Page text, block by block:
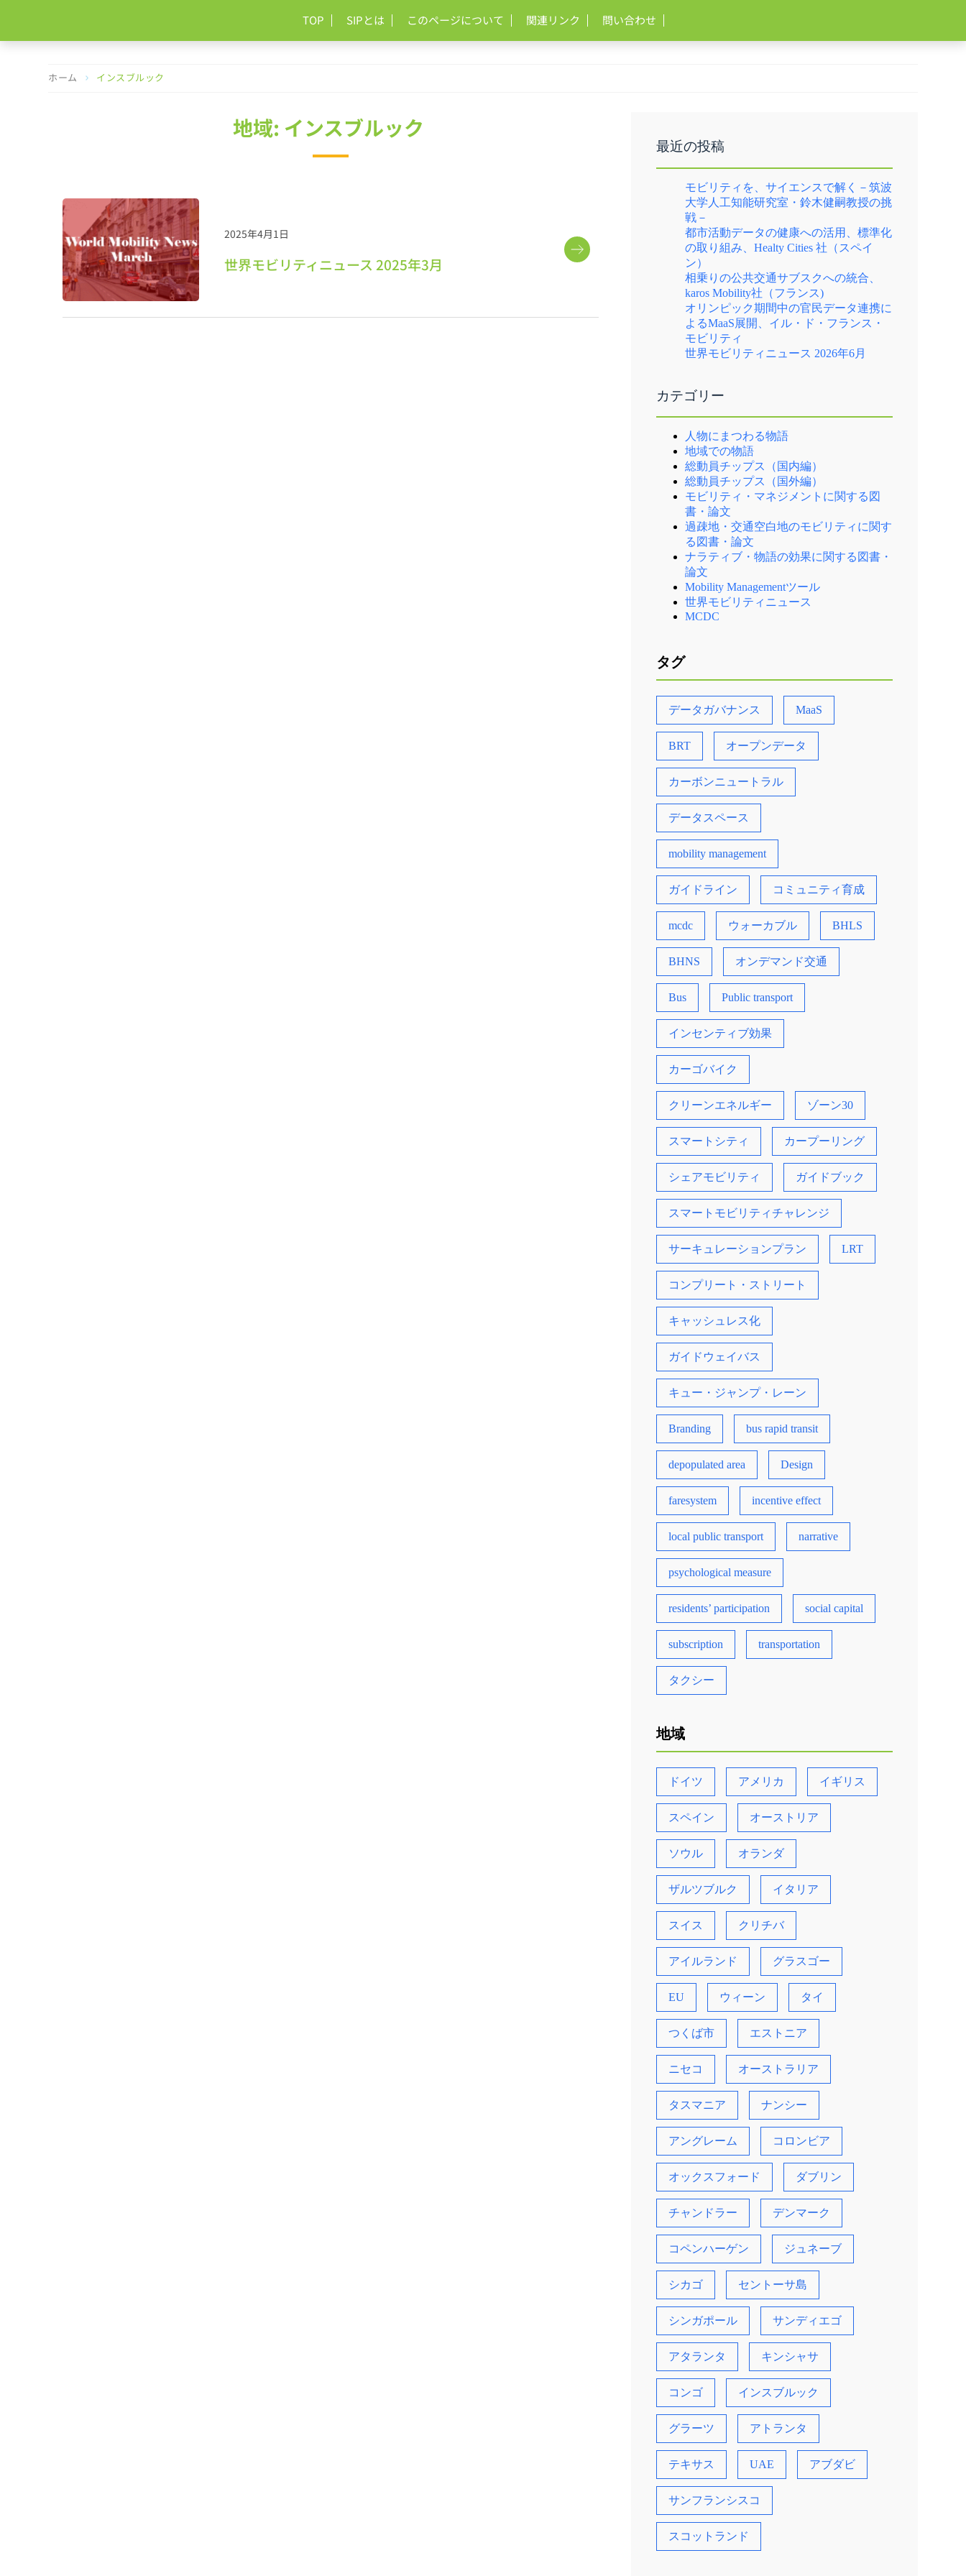
TOP SIPとは このページについて 関連リンク 問い合わせ
ホーム インスブルック
地域: インスブルック
2025年4月1日
世界モビリティニュース 2025年3月
最近の投稿
モビリティを、サイエンスで解く－筑波
大学人工知能研究室・鈴木健嗣教授の挑
戦－
都市活動データの健康への活用、標準化
の取り組み、Healty Cities 社（スペイ
ン）
相乗りの公共交通サブスクへの統合、
karos Mobility社（フランス)
オリンピック期間中の官民データ連携に
よるMaaS展開、イル・ド・フランス・
モビリティ
世界モビリティニュース 2026年6月
カテゴリー
人物にまつわる物語
地域での物語
総動員チップス（国内編）
総動員チップス（国外編）
モビリティ・マネジメントに関する図
書・論文
過疎地・交通空白地のモビリティに関す
る図書・論文
ナラティブ・物語の効果に関する図書・
論文
Mobility Managementツール
世界モビリティニュース
MCDC
タグ
データガバナンス MaaS
BRT オープンデータ
カーボンニュートラル
データスペース
mobility management
ガイドライン コミュニティ育成
mcdc ウォーカブル BHLS
BHNS オンデマンド交通
Bus Public transport
インセンティブ効果
カーゴバイク
クリーンエネルギー ゾーン30
スマートシティ カープーリング
シェアモビリティ ガイドブック
スマートモビリティチャレンジ
サーキュレーションプラン LRT
コンプリート・ストリート
キャッシュレス化
ガイドウェイバス
キュー・ジャンプ・レーン
Branding bus rapid transit
depopulated area Design
faresystem incentive effect
local public transport narrative
psychological measure
residents’ participation social capital
subscription transportation
タクシー
地域
ドイツ アメリカ イギリス
スペイン オーストリア
ソウル オランダ
ザルツブルク イタリア
スイス クリチバ
アイルランド グラスゴー
EU ウィーン タイ
つくば市 エストニア
ニセコ オーストラリア
タスマニア ナンシー
アングレーム コロンビア
オックスフォード ダブリン
チャンドラー デンマーク
コペンハーゲン ジュネーブ
シカゴ セントーサ島
シンガポール サンディエゴ
アタランタ キンシャサ
コンゴ インスブルック
グラーツ アトランタ
テキサス UAE アブダビ
サンフランシスコ
スコットランド